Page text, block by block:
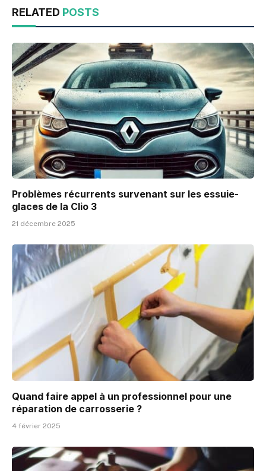
RELATED POSTS
Problèmes récurrents survenant sur les essuie-
glaces de la Clio 3
21 décembre 2025
Quand faire appel à un professionnel pour une
réparation de carrosserie ?
4 février 2025